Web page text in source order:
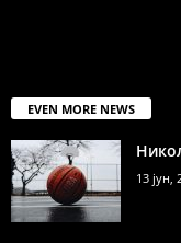
EVEN MORE NEWS
13 јун,